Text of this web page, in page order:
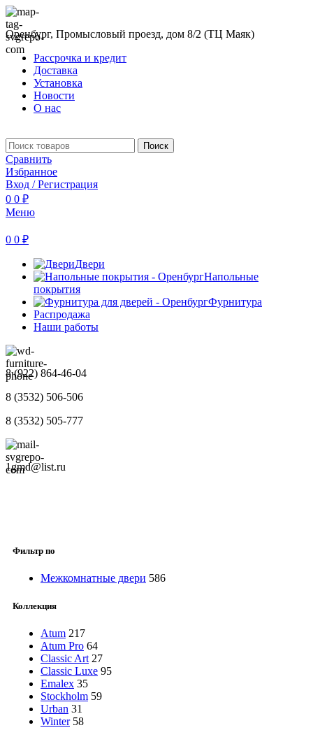
Оренбург, Промысловый проезд, дом 8/2 (ТЦ Маяк)
Рассрочка и кредит
Доставка
Установка
Новости
О нас
Поиск
Сравнить
Избранное
Вход / Регистрация
0 0 ₽
Меню
0 0 ₽
Двери
Напольные
покрытия
Фурнитура
Распродажа
Наши работы
8 (922) 864-46-04
8 (3532) 506-506
8 (3532) 505-777
1gmd@list.ru
Фильтр по
Межкомнатные двери 586
Коллекция
Atum 217
Atum Pro 64
Classic Art 27
Classic Luxe 95
Emalex 35
Stockholm 59
Urban 31
Winter 58